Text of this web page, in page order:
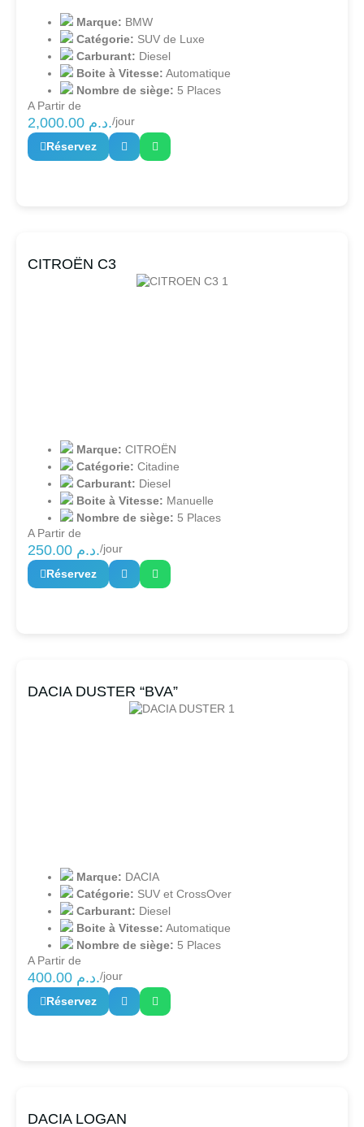
Marque: BMW
Catégorie: SUV de Luxe
Carburant: Diesel
Boite à Vitesse: Automatique
Nombre de siège: 5 Places
A Partir de
2,000.00 د.م./jour
Réservez
CITROËN C3
Marque: CITROËN
Catégorie: Citadine
Carburant: Diesel
Boite à Vitesse: Manuelle
Nombre de siège: 5 Places
A Partir de
250.00 د.م./jour
Réservez
DACIA DUSTER “BVA”
Marque: DACIA
Catégorie: SUV et CrossOver
Carburant: Diesel
Boite à Vitesse: Automatique
Nombre de siège: 5 Places
A Partir de
400.00 د.م./jour
Réservez
DACIA LOGAN